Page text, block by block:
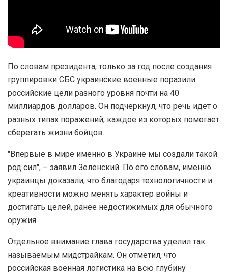
По словам президента, только за год после создания
группировки СБС украинские военные поразили
российские цели разного уровня почти на 40
миллиардов долларов. Он подчеркнул, что речь идет о
разных типах поражений, каждое из которых помогает
сберегать жизни бойцов.
"Впервые в мире именно в Украине мы создали такой
род сил", – заявил Зеленский. По его словам, именно
украинцы доказали, что благодаря технологичности и
креативности можно менять характер войны и
достигать целей, ранее недостижимых для обычного
оружия.
Отдельное внимание глава государства уделил так
называемым мидстрайкам. Он отметил, что
российская военная логистика на всю глубину